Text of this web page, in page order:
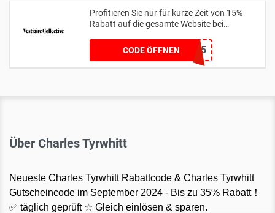
Profitieren Sie nur für kurze Zeit von 15%
Rabatt auf die gesamte Website bei
CODE ÖFFNENBAGS15
Über Charles Tyrwhitt
Neueste Charles Tyrwhitt Rabattcode & Charles Tyrwhitt
Gutscheincode im September 2024 - Bis zu 35% Rabatt！
✅ täglich geprüft ☆ Gleich einlösen & sparen.